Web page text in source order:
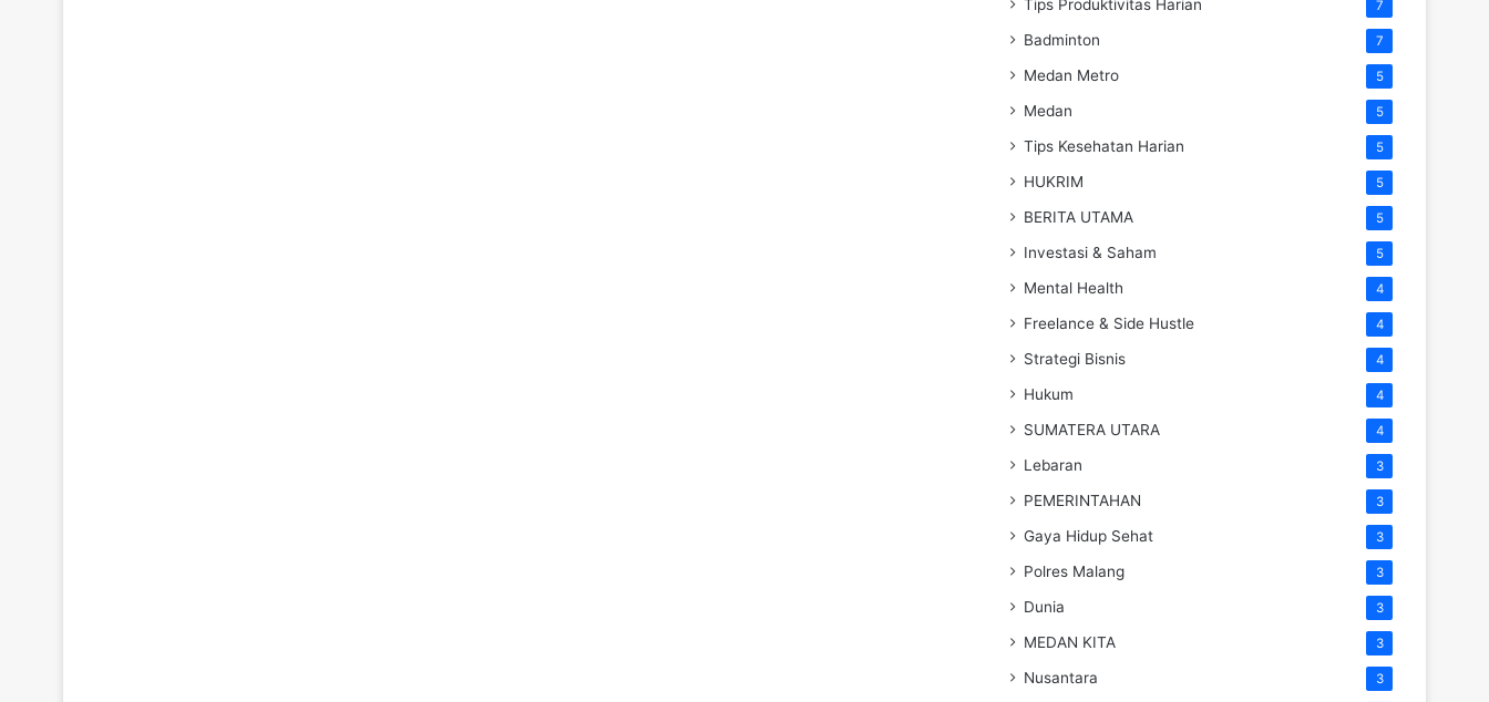
Tips Produktivitas Harian 7
Badminton 7
Medan Metro 5
Medan 5
Tips Kesehatan Harian 5
HUKRIM 5
BERITA UTAMA 5
Investasi & Saham 5
Mental Health 4
Freelance & Side Hustle 4
Strategi Bisnis 4
Hukum 4
SUMATERA UTARA 4
Lebaran 3
PEMERINTAHAN 3
Gaya Hidup Sehat 3
Polres Malang 3
Dunia 3
MEDAN KITA 3
Nusantara 3